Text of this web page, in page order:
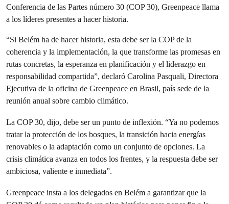
Conferencia de las Partes número 30 (COP 30), Greenpeace llama
a los líderes presentes a hacer historia.
“Si Belém ha de hacer historia, esta debe ser la COP de la
coherencia y la implementación, la que transforme las promesas en
rutas concretas, la esperanza en planificación y el liderazgo en
responsabilidad compartida”, declaró Carolina Pasquali, Directora
Ejecutiva de la oficina de Greenpeace en Brasil, país sede de la
reunión anual sobre cambio climático.
La COP 30, dijo, debe ser un punto de inflexión. “Ya no podemos
tratar la protección de los bosques, la transición hacia energías
renovables o la adaptación como un conjunto de opciones. La
crisis climática avanza en todos los frentes, y la respuesta debe ser
ambiciosa, valiente e inmediata”.
Greenpeace insta a los delegados en Belém a garantizar que la